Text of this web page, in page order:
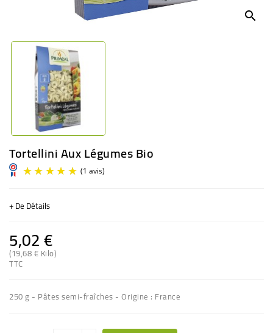
search
Tortellini Aux Légumes Bio
+ De Détails
5,02 €
(19,68 € Kilo)
TTC
250 g - Pâtes semi-fraîches - Origine : France